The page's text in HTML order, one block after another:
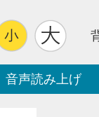
音声読み上げ